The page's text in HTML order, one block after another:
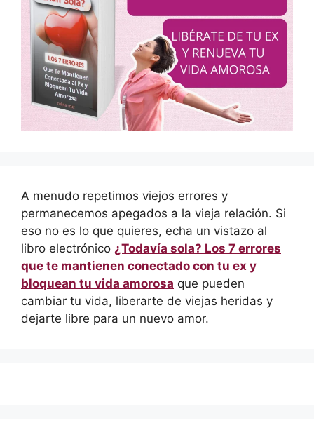
A menudo repetimos viejos errores y
permanecemos apegados a la vieja relación. Si
eso no es lo que quieres, echa un vistazo al
libro electrónico ¿Todavía sola? Los 7 errores
que te mantienen conectado con tu ex y
bloquean tu vida amorosa que pueden
cambiar tu vida, liberarte de viejas heridas y
dejarte libre para un nuevo amor.